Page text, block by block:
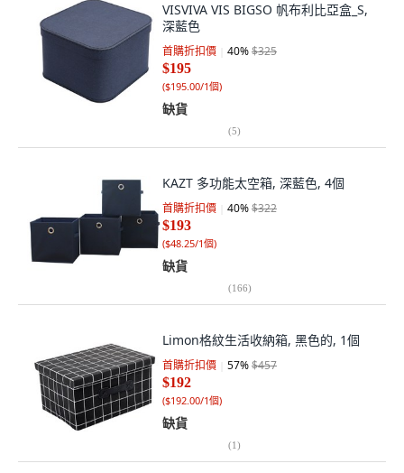
VISVIVA VIS BIGSO 帆布利比亞盒_S,
深藍色
首購折扣價 40%$325
$195
($195.00/1個)
缺貨
(5)
KAZT 多功能太空箱, 深藍色, 4個
首購折扣價 40%$322
$193
($48.25/1個)
缺貨
(166)
Limon格紋生活收納箱, 黑色的, 1個
首購折扣價 57%$457
$192
($192.00/1個)
缺貨
(1)